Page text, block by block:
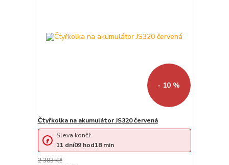
- 10 %
Čtyřkolka na akumulátor JS320 červená
2 383 Kč
Sleva končí:
11 dní09 hod18min